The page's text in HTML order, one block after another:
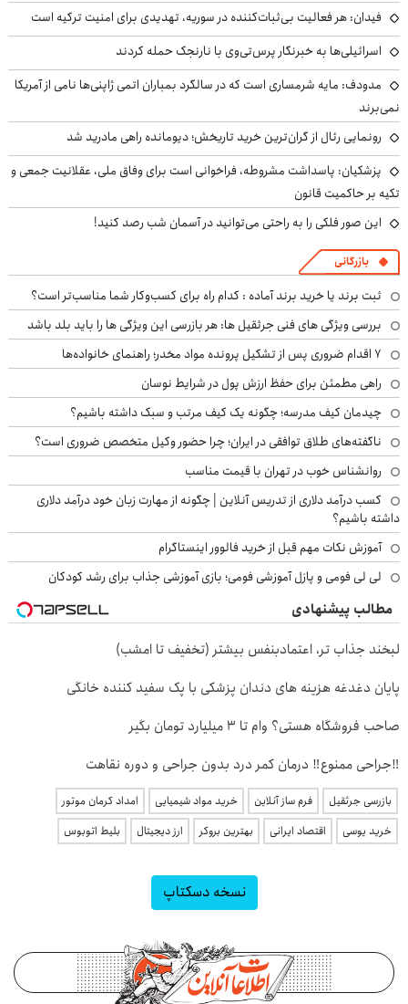
فیدان: هر فعالیت بی‌ثبات‌کننده در سوریه، تهدیدی برای امنیت ترکیه است
اسرائیلی‌ها به خبرنگار پرس‌تی‌وی با نارنجک حمله کردند
مدودف: مایه شرمساری است که در سالگرد بمباران اتمی ژاپنی‌ها نامی از آمریکا
نمی‌برند
رونمایی رئال از گران‌ترین خرید تاریخش؛ دیومانده راهی مادرید شد
پزشکیان: پاسداشت مشروطه، فراخوانی است برای وفاق ملی، عقلانیت جمعی و
تکیه بر حاکمیت قانون
این صور فلکی را به راحتی می‌توانید در آسمان شب رصد کنید!
بازرگانی
ثبت برند یا خرید برند آماده : کدام راه برای کسب‌وکار شما مناسب‌تر است؟
بررسی ویژگی های فنی جرثقیل ها: هر بازرسی این ویژگی ها را باید بلد باشد
۷ اقدام ضروری پس از تشکیل پرونده مواد مخدر؛ راهنمای خانواده‌ها
راهی مطمئن برای حفظ ارزش پول در شرایط نوسان
چیدمان کیف مدرسه؛ چگونه یک کیف مرتب و سبک داشته باشیم؟
ناگفته‌های طلاق توافقی در ایران؛ چرا حضور وکیل متخصص ضروری است؟
روانشناس خوب در تهران با قیمت مناسب
کسب درآمد دلاری از تدریس آنلاین | چگونه از مهارت زبان خود درآمد دلاری
داشته باشیم؟
آموزش نکات مهم قبل از خرید فالوور اینستاگرام
لی لی فومی و پازل آموزشی فومی؛ بازی آموزشی جذاب برای رشد کودکان
مطالب پیشنهادی
لبخند جذاب تر، اعتمادبنفس بیشتر (تخفیف تا امشب)
پایان دغدغه هزینه های دندان پزشکی با پک سفید کننده خانگی
صاحب فروشگاه هستی؟ وام تا ۳ میلیارد تومان بگیر
‼️جراحی ممنوع‼️ درمان کمر درد بدون جراحی و دوره نقاهت
بازرسی جرثقیل فرم ساز آنلاین خرید مواد شیمیایی
امداد کرمان موتور
خرید یوسی
اقتصاد ایرانی بهترین بروکر ارز دیجیتال بلیط اتوبوس
نسخه دسکتاپ